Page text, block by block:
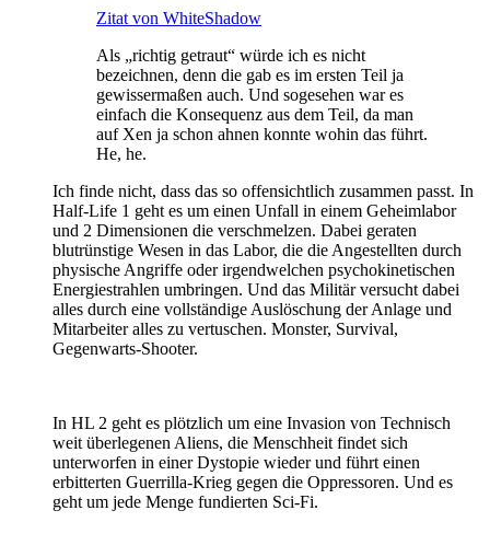
Zitat von WhiteShadow
Als „richtig getraut“ würde ich es nicht
bezeichnen, denn die gab es im ersten Teil ja
gewissermaßen auch. Und sogesehen war es
einfach die Konsequenz aus dem Teil, da man
auf Xen ja schon ahnen konnte wohin das führt.
He, he.
Ich finde nicht, dass das so offensichtlich zusammen passt. In
Half-Life 1 geht es um einen Unfall in einem Geheimlabor
und 2 Dimensionen die verschmelzen. Dabei geraten
blutrünstige Wesen in das Labor, die die Angestellten durch
physische Angriffe oder irgendwelchen psychokinetischen
Energiestrahlen umbringen. Und das Militär versucht dabei
alles durch eine vollständige Auslöschung der Anlage und
Mitarbeiter alles zu vertuschen. Monster, Survival,
Gegenwarts-Shooter.
In HL 2 geht es plötzlich um eine Invasion von Technisch
weit überlegenen Aliens, die Menschheit findet sich
unterworfen in einer Dystopie wieder und führt einen
erbitterten Guerrilla-Krieg gegen die Oppressoren. Und es
geht um jede Menge fundierten Sci-Fi.